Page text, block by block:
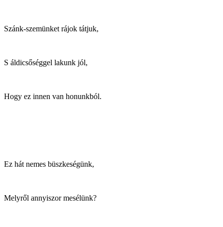
Szánk-szemünket rájok tátjuk,
S áldicsőséggel lakunk jól,
Hogy ez innen van honunkból.
Ez hát nemes büszkeségünk,
Melyről annyiszor mesélünk?